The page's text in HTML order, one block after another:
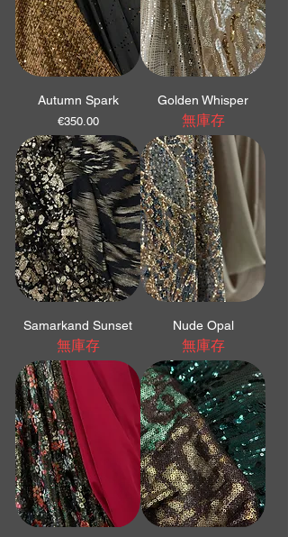
Autumn Spark
價格
€350.00
Golden Whisper
無庫存
Samarkand Sunset
無庫存
Nude Opal
無庫存